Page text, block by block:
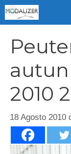
Vai
al
2010
18 Agosto 2010